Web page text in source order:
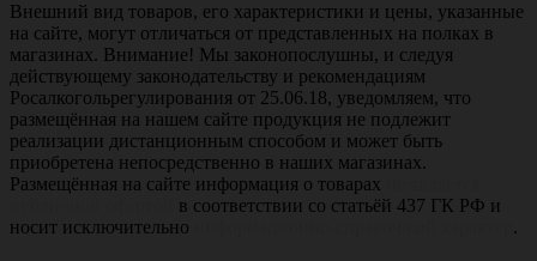
Внешний вид товаров, его характеристики и цены, указанные
на сайте, могут отличаться от представленных на полках в
магазинах. Внимание! Мы законопослушны, и следуя
действующему законодательству и рекомендациям
Росалкогольрегулирования от 25.06.18, уведомляем, что
размещённая на нашем сайте продукция не подлежит
реализации дистанционным способом и может быть
приобретена непосредственно в наших магазинах.
Размещённая на сайте информация о товарах
в соответствии со статьёй 437 ГК РФ и
носит исключительно
.